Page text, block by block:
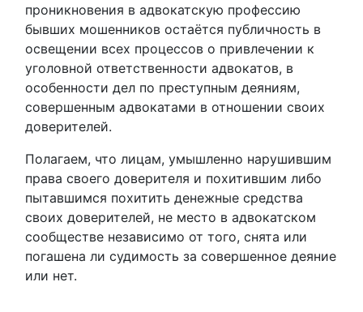
проникновения в адвокатскую профессию
бывших мошенников остаётся публичность в
освещении всех процессов о привлечении к
уголовной ответственности адвокатов, в
особенности дел по преступным деяниям,
совершенным адвокатами в отношении своих
доверителей.
Полагаем, что лицам, умышленно нарушившим
права своего доверителя и похитившим либо
пытавшимся похитить денежные средства
своих доверителей, не место в адвокатском
сообществе независимо от того, снята или
погашена ли судимость за совершенное деяние
или нет.